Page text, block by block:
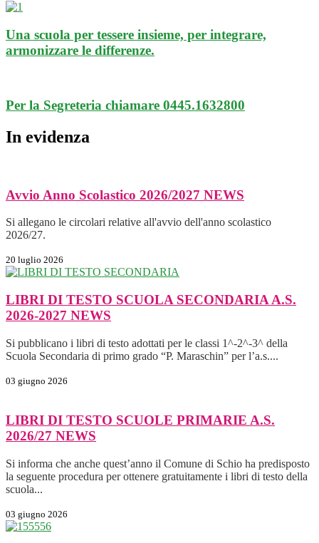
Una scuola per tessere insieme, per integrare,
armonizzare le differenze.
Per la Segreteria chiamare 0445.1632800
In evidenza
Avvio Anno Scolastico 2026/2027 NEWS
Si allegano le circolari relative all'avvio dell'anno scolastico
2026/27.
20 luglio 2026
LIBRI DI TESTO SCUOLA SECONDARIA A.S.
2026-2027 NEWS
Si pubblicano i libri di testo adottati per le classi 1^-2^-3^ della
Scuola Secondaria di primo grado “P. Maraschin” per l’a.s....
03 giugno 2026
LIBRI DI TESTO SCUOLE PRIMARIE A.S.
2026/27 NEWS
Si informa che anche quest’anno il Comune di Schio ha predisposto
la seguente procedura per ottenere gratuitamente i libri di testo della
scuola...
03 giugno 2026